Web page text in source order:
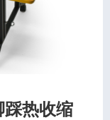
踩热收缩